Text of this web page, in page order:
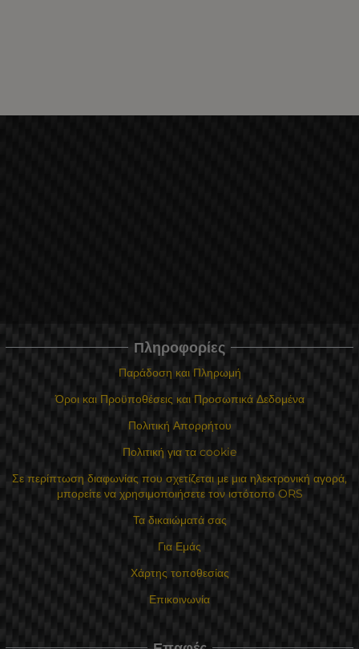
Πληροφορίες
Παράδοση και Πληρωμή
Όροι και Προϋποθέσεις και Προσωπικά Δεδομένα
Πολιτική Απορρήτου
Πολιτική για τα cookie
Σε περίπτωση διαφωνίας που σχετίζεται με μια ηλεκτρονική αγορά,
μπορείτε να χρησιμοποιήσετε τον ιστότοπο ORS
Τα δικαιώματά σας
Για Εμάς
Χάρτης τοποθεσίας
Επικοινωνία